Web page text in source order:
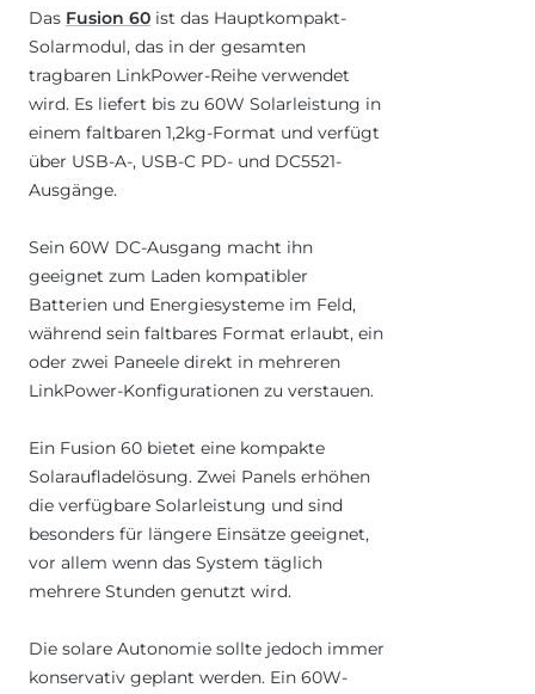
Das Fusion 60 ist das Hauptkompakt-
Solarmodul, das in der gesamten
tragbaren LinkPower-Reihe verwendet
wird. Es liefert bis zu 60W Solarleistung in
einem faltbaren 1,2kg-Format und verfügt
über USB-A-, USB-C PD- und DC5521-
Ausgänge.
Sein 60W DC-Ausgang macht ihn
geeignet zum Laden kompatibler
Batterien und Energiesysteme im Feld,
während sein faltbares Format erlaubt, ein
oder zwei Paneele direkt in mehreren
LinkPower-Konfigurationen zu verstauen.
Ein Fusion 60 bietet eine kompakte
Solaraufladelösung. Zwei Panels erhöhen
die verfügbare Solarleistung und sind
besonders für längere Einsätze geeignet,
vor allem wenn das System täglich
mehrere Stunden genutzt wird.
Die solare Autonomie sollte jedoch immer
konservativ geplant werden. Ein 60W-